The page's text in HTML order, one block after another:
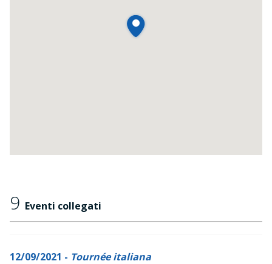
9 Eventi collegati
12/09/2021 - Tournée italiana